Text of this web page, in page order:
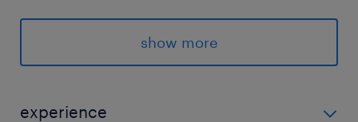
通勤手当、家族手当、健康保険、厚生年金保険、
＜各手当・制度補足＞
show more
experience